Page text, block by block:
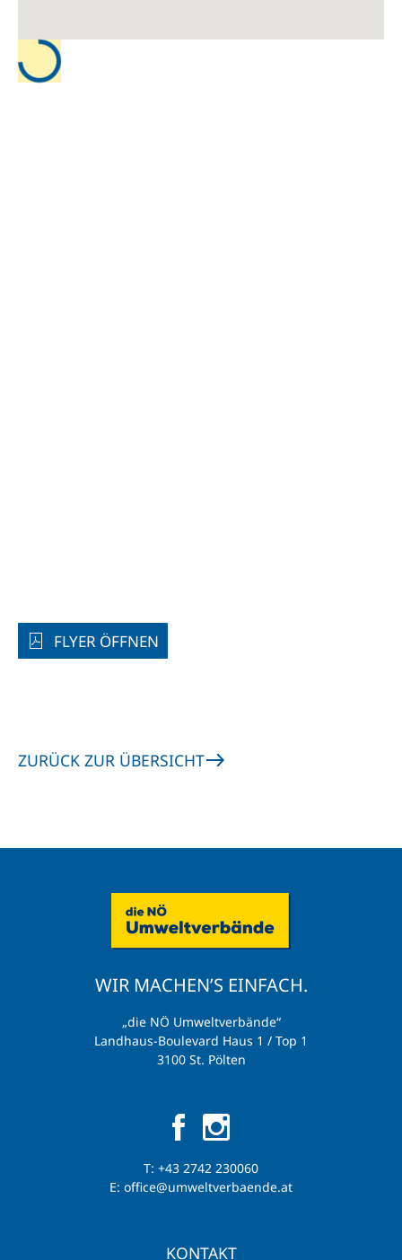
FLYER ÖFFNEN
ZURÜCK ZUR ÜBERSICHT
WIR MACHEN’S EINFACH.
„die NÖ Umweltverbände“
Landhaus-Boulevard Haus 1 / Top 1
3100 St. Pölten
T: +43 2742 230060
E: office@umweltverbaende.at
KONTAKT